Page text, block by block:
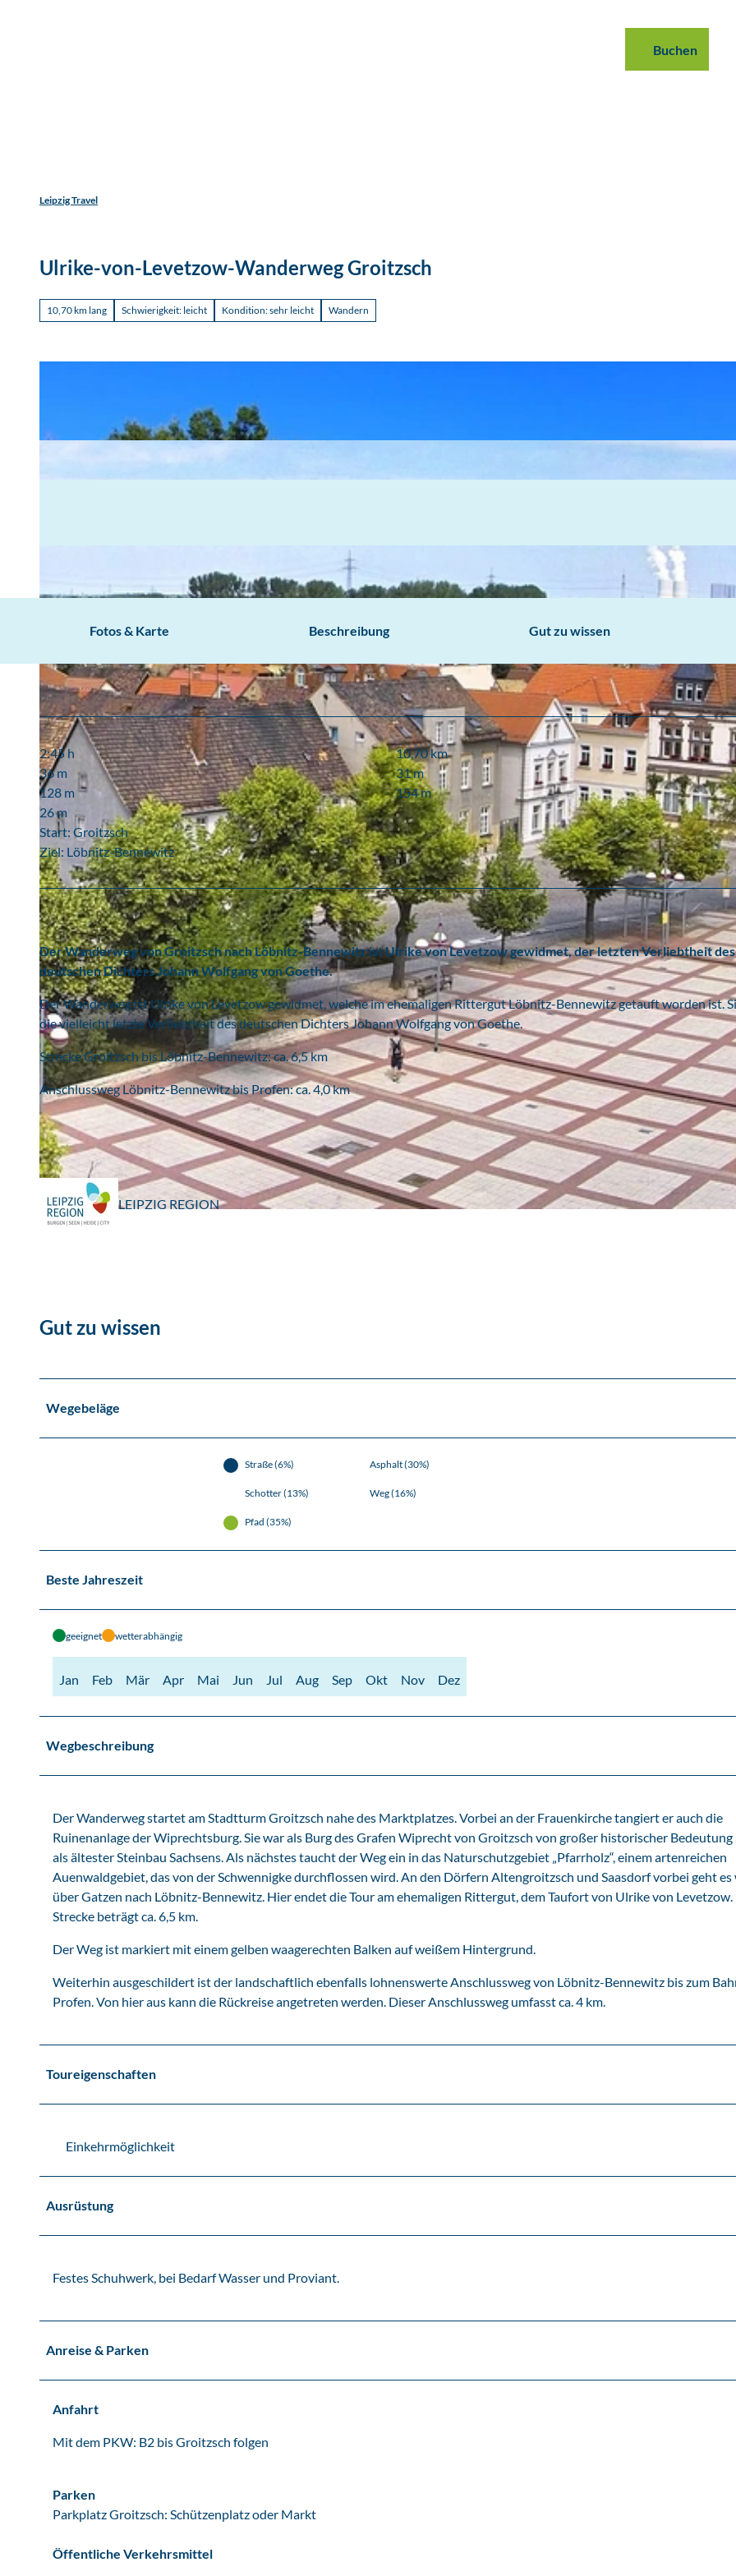
Buchen
Leipzig Travel
Ulrike-von-Levetzow-Wanderweg Groitzsch
10,70 km lang Schwierigkeit: leicht Kondition: sehr leicht Wandern
© Christian Hüller, www.christianhueller.de, LEIPZIG REGION, C.Hüller |CC-BY
© TV LN, LEIPZIG REGION
Fotos & Karte Beschreibung Gut zu wissen
2:45 h
10,70 km
36 m
31 m
128 m
154 m
26 m
Start: Groitzsch
Ziel: Löbnitz-Bennewitz
Der Wanderweg von Groitzsch nach Löbnitz-Bennewitz ist Ulrike von Levetzow gewidmet, der letzten Verliebtheit des
deutschen Dichters Johann Wolfgang von Goethe.
Der Wanderweg ist Ulrike von Levetzow gewidmet, welche im ehemaligen Rittergut Löbnitz-Bennewitz getauft worden ist.
die vielleicht letzte Verliebtheit des deutschen Dichters Johann Wolfgang von Goethe.
Strecke Groitzsch bis Löbnitz-Bennewitz: ca. 6,5 km
Anschlussweg Löbnitz-Bennewitz bis Profen: ca. 4,0 km
LEIPZIG REGION
Gut zu wissen
Wegebeläge
Straße (6%) Asphalt (30%)
Schotter (13%) Weg (16%)
Pfad (35%)
Beste Jahreszeit
geeignet wetterabhängig
Jan Feb Mär Apr Mai Jun Jul Aug Sep Okt Nov Dez
Wegbeschreibung
Der Wanderweg startet am Stadtturm Groitzsch nahe des Marktplatzes. Vorbei an der Frauenkirche tangiert er auch die
Ruinenanlage der Wiprechtsburg. Sie war als Burg des Grafen Wiprecht von Groitzsch von großer historischer
als ältester Steinbau Sachsens. Als nächstes taucht der Weg ein in das Naturschutzgebiet „Pfarrholz“, einem artenreichen
Auenwaldgebiet, das von der Schwennigke durchflossen wird. An den Dörfern Altengroitzsch und Saasdorf vorbei geht
über Gatzen nach Löbnitz-Bennewitz. Hier endet die Tour am ehemaligen Rittergut, dem Taufort von Ulrike von Levetzow.
Strecke beträgt ca. 6,5 km.
Der Weg ist markiert mit einem gelben waagerechten Balken auf weißem Hintergrund.
Weiterhin ausgeschildert ist der landschaftlich ebenfalls lohnenswerte Anschlussweg von Löbnitz-Bennewitz bis zum
Profen. Von hier aus kann die Rückreise angetreten werden. Dieser Anschlussweg umfasst ca. 4 km.
Toureigenschaften
Einkehrmöglichkeit
Ausrüstung
Festes Schuhwerk, bei Bedarf Wasser und Proviant.
Anreise & Parken
Anfahrt
Mit dem PKW: B2 bis Groitzsch folgen
Parken
Parkplatz Groitzsch: Schützenplatz oder Markt
Öffentliche Verkehrsmittel